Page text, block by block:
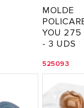
MOLDE
YOU 275
- 3 UDS
525093